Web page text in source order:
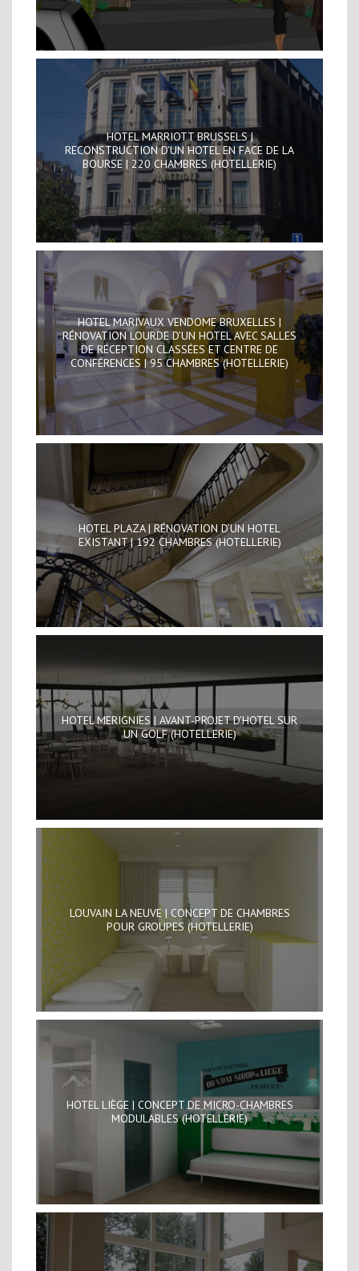
HOTEL MARRIOTT BRUSSELS |
RECONSTRUCTION D’UN HOTEL EN FACE DE LA
BOURSE | 220 CHAMBRES (HOTELLERIE)
HOTEL MARIVAUX VENDOME BRUXELLES |
RÉNOVATION LOURDE D’UN HOTEL AVEC SALLES
DE RÉCEPTION CLASSÉES ET CENTRE DE
CONFÉRENCES | 95 CHAMBRES (HOTELLERIE)
HOTEL PLAZA | RÉNOVATION D’UN HOTEL
EXISTANT | 192 CHAMBRES (HOTELLERIE)
HOTEL MERIGNIES | AVANT-PROJET D’HOTEL SUR
UN GOLF (HOTELLERIE)
LOUVAIN LA NEUVE | CONCEPT DE CHAMBRES
POUR GROUPES (HOTELLERIE)
HOTEL LIÈGE | CONCEPT DE MICRO-CHAMBRES
MODULABLES (HOTELLERIE)